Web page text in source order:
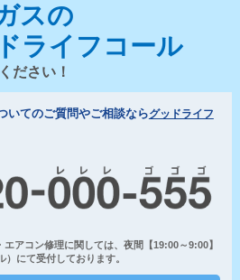
スの
ライフコール
ださい！
いてのご質問やご相談ならグッドライフ
アコン修理に関しては、夜間【19:00～9:00】
）にて受付しております。